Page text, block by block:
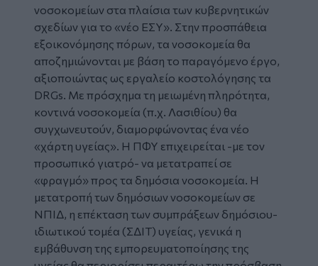
νοσοκομείων στα πλαίσια των κυβερνητικών
σχεδίων για το «νέο ΕΣΥ». Στην προσπάθεια
εξοικονόμησης πόρων, τα νοσοκομεία θα
αποζημιώνονται με βάση το παραγόμενο έργο,
αξιοποιώντας ως εργαλείο κοστολόγησης τα
DRGs. Με πρόσχημα τη μειωμένη πληρότητα,
κοντινά νοσοκομεία (π.χ. Λασιθίου) θα
συγχωνευτούν, διαμορφώνοντας ένα νέο
«χάρτη υγείας». Η ΠΦΥ επιχειρείται -με τον
προσωπικό γιατρό- να μετατραπεί σε
«φραγμό» προς τα δημόσια νοσοκομεία. H
μετατροπή των δημόσιων νοσοκομείων σε
ΝΠΙΔ, η επέκταση των συμπράξεων δημόσιου-
ιδιωτικού τομέα (ΣΔΙΤ) υγείας, γενικά η
εμβάθυνση της εμπορευματοποίησης της